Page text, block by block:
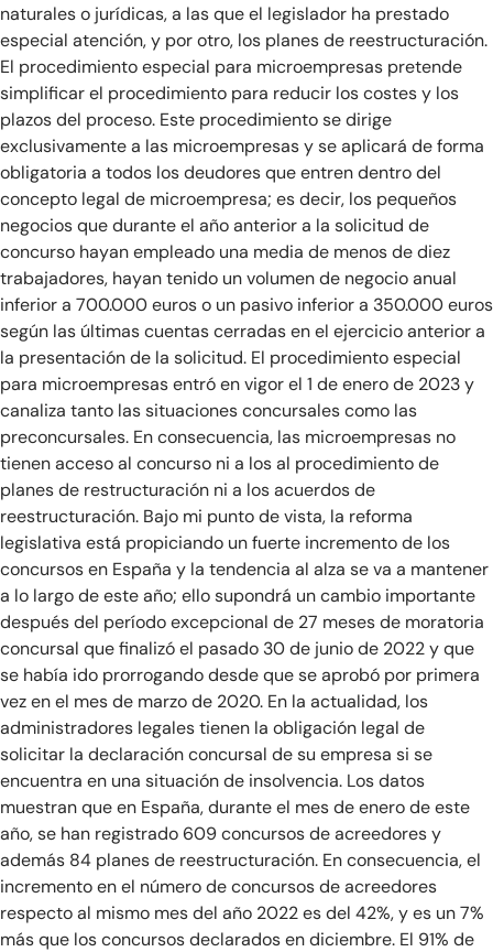
naturales o jurídicas, a las que el legislador ha prestado
especial atención, y por otro, los planes de reestructuración.
El procedimiento especial para microempresas pretende
simplificar el procedimiento para reducir los costes y los
plazos del proceso. Este procedimiento se dirige
exclusivamente a las microempresas y se aplicará de forma
obligatoria a todos los deudores que entren dentro del
concepto legal de microempresa; es decir, los pequeños
negocios que durante el año anterior a la solicitud de
concurso hayan empleado una media de menos de diez
trabajadores, hayan tenido un volumen de negocio anual
inferior a 700.000 euros o un pasivo inferior a 350.000 euros
según las últimas cuentas cerradas en el ejercicio anterior a
la presentación de la solicitud. El procedimiento especial
para microempresas entró en vigor el 1 de enero de 2023 y
canaliza tanto las situaciones concursales como las
preconcursales. En consecuencia, las microempresas no
tienen acceso al concurso ni a los al procedimiento de
planes de restructuración ni a los acuerdos de
reestructuración. Bajo mi punto de vista, la reforma
legislativa está propiciando un fuerte incremento de los
concursos en España y la tendencia al alza se va a mantener
a lo largo de este año; ello supondrá un cambio importante
después del período excepcional de 27 meses de moratoria
concursal que finalizó el pasado 30 de junio de 2022 y que
se había ido prorrogando desde que se aprobó por primera
vez en el mes de marzo de 2020. En la actualidad, los
administradores legales tienen la obligación legal de
solicitar la declaración concursal de su empresa si se
encuentra en una situación de insolvencia. Los datos
muestran que en España, durante el mes de enero de este
año, se han registrado 609 concursos de acreedores y
además 84 planes de reestructuración. En consecuencia, el
incremento en el número de concursos de acreedores
respecto al mismo mes del año 2022 es del 42%, y es un 7%
más que los concursos declarados en diciembre. El 91% de